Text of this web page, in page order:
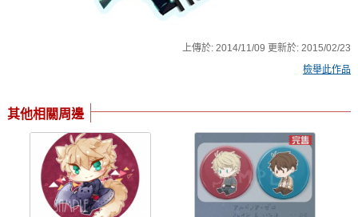
上傳於:2014/11/09 更新於:2015/02/23
檢舉此作品
其他相關周邊